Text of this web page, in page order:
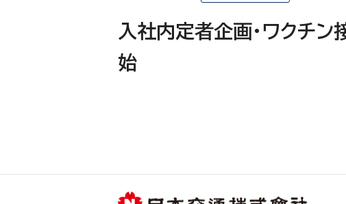
入社内定者企画・ワクチン
始